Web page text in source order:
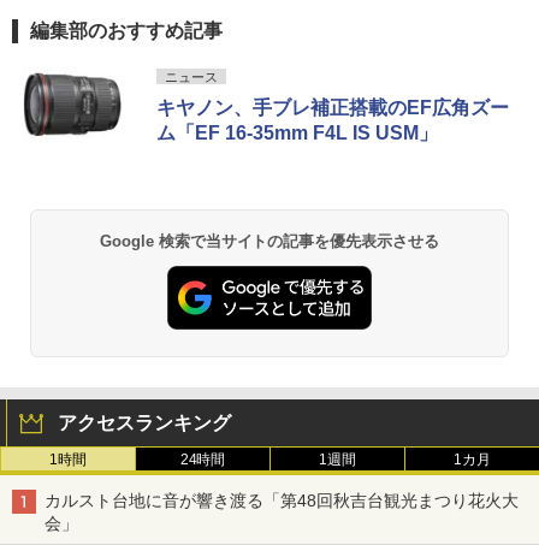
編集部のおすすめ記事
ニュース
キヤノン、手ブレ補正搭載のEF広角ズー
ム「EF 16-35mm F4L IS USM」
Google 検索で当サイトの記事を優先表示させる
アクセスランキング
1時間 24時間 1週間 1カ月
カルスト台地に音が響き渡る「第48回秋吉台観光まつり花火大
会」